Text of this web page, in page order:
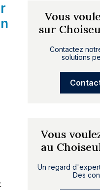
Vous
sur
Contactez
solutions
Vous
au
Un regard
Des